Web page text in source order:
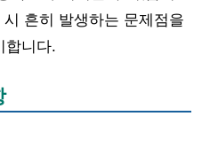
흔히 발생하는 문제점을
합니다.